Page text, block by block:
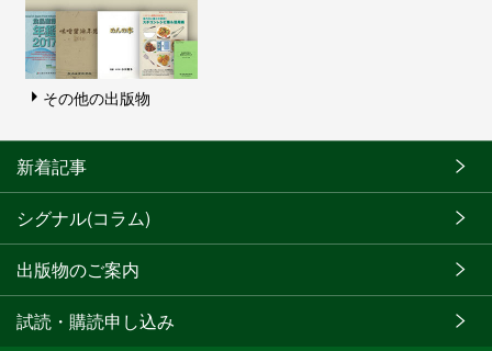
その他の出版物
新着記事
シグナル(コラム)
出版物のご案内
試読・購読申し込み